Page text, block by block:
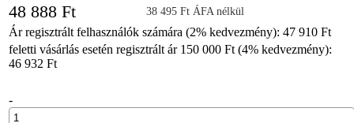
48 888 Ft 38 495 Ft ÁFA nélkül
Ár regisztrált felhasználók számára (2% kedvezmény): 47 910 Ft
feletti vásárlás esetén regisztrált ár 150 000 Ft (4% kedvezmény):
46 932 Ft
-